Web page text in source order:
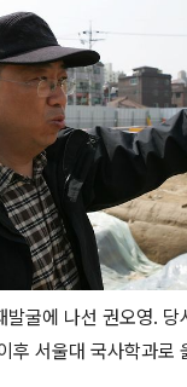
굴에 나선 권오영. 당
후 서울대 국사학과로